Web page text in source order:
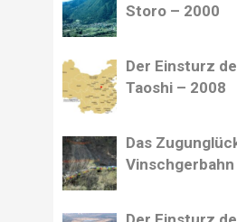
Storo – 2000
Der Einsturz
Taoshi – 2008
Das